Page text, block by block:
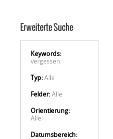
Erweiterte Suche
Keywords:
vergessen
Typ: Alle
Felder: Alle
Orientierung:
Alle
Datumsbereich: